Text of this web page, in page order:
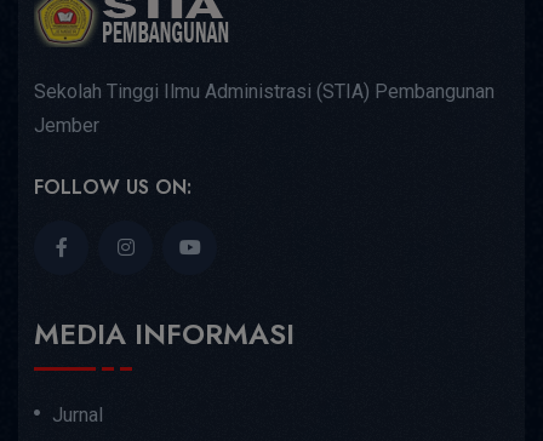
Sekolah Tinggi Ilmu Administrasi (STIA) Pembangunan
Jember
FOLLOW US ON:
MEDIA INFORMASI
Jurnal